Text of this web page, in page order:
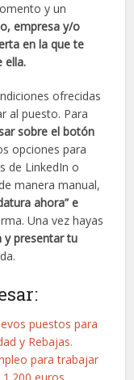
y un
empresa y/o
en la que te
ella.
ofrecidas
al puesto. Para
sobre el botón
opciones para
de LinkedIn o
manera manual,
ahora” e
Una vez hayas
y presentar tu
puestos para
y Rebajas.
para trabajar